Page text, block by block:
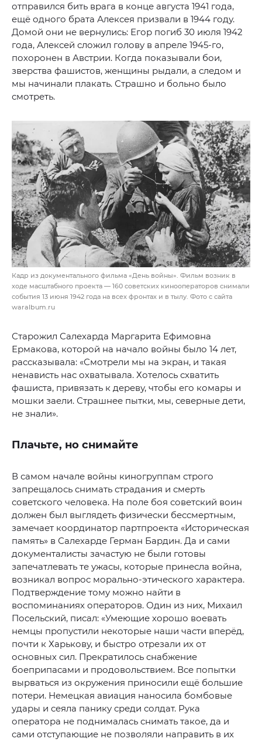
отправился бить врага в конце августа 1941 года,
ещё одного брата Алексея призвали в 1944 году.
Домой они не вернулись: Егор погиб 30 июля 1942
года, Алексей сложил голову в апреле 1945-го,
похоронен в Австрии. Когда показывали бои,
зверства фашистов, женщины рыдали, а следом и
мы начинали плакать. Страшно и больно было
смотреть.
Кадр из документального фильма «День войны». Фильм возник в
ходе масштабного проекта — 160 советских кинооператоров снимали
события 13 июня 1942 года на всех фронтах и в тылу. Фото с сайта
waralbum.ru
Старожил Салехарда Маргарита Ефимовна
Ермакова, которой на начало войны было 14 лет,
рассказывала: «Смотрели мы на экран, и такая
ненависть нас охватывала. Хотелось схватить
фашиста, привязать к дереву, чтобы его комары и
мошки заели. Страшнее пытки, мы, северные дети,
не знали».
Плачьте, но снимайте
В самом начале войны киногруппам строго
запрещалось снимать страдания и смерть
советского человека. На поле боя советский воин
должен был выглядеть физически бессмертным,
замечает координатор партпроекта «Историческая
память» в Салехарде Герман Бардин. Да и сами
документалисты зачастую не были готовы
запечатлевать те ужасы, которые принесла война,
возникал вопрос морально-этического характера.
Подтверждение тому можно найти в
воспоминаниях операторов. Один из них, Михаил
Посельский, писал: «Умеющие хорошо воевать
немцы пропустили некоторые наши части вперёд,
почти к Харькову, и быстро отрезали их от
основных сил. Прекратилось снабжение
боеприпасами и продовольствием. Все попытки
вырваться из окружения приносили ещё большие
потери. Немецкая авиация наносила бомбовые
удары и сеяла панику среди солдат. Рука
оператора не поднималась снимать такое, да и
сами отступающие не позволяли направить в их